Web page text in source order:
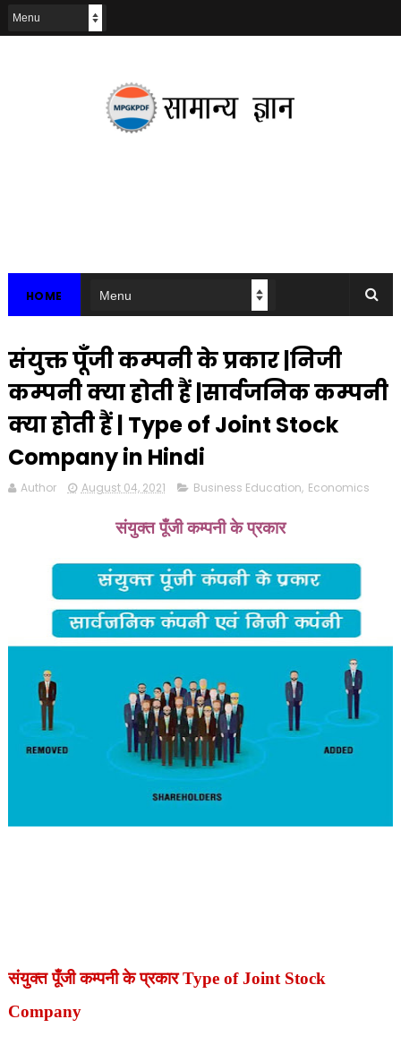
HOME
संयुक्त पूँजी कम्पनी के प्रकार |निजी
कम्पनी क्या होती हैं |सार्वजनिक कम्पनी
क्या होती हैं | Type of Joint Stock
Company in Hindi
Author August 04, 2021 Business Education, Economics
संयुक्त पूँजी कम्पनी के प्रकार
संयुक्त पूँजी कम्पनी के प्रकार Type of Joint Stock
Company